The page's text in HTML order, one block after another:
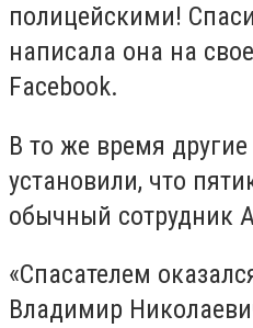
полицейскими!
написала она на
Facebook.
В то же время
установили, что
обычный сотрудник
«Спасателем
Владимир